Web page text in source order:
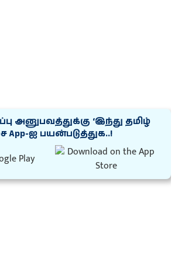
அனுபவத்துக்கு ‘இந்து தமிழ்
App-ஐ பயன்படுத்துக..!